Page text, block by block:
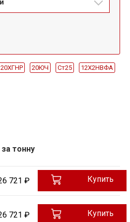
20ХГНР 20ЮЧ Ст25 12Х2НВФА
62мм 67мм
310мм 320мм 330мм
тонну
721 ₽ Купить
721 ₽ Купить